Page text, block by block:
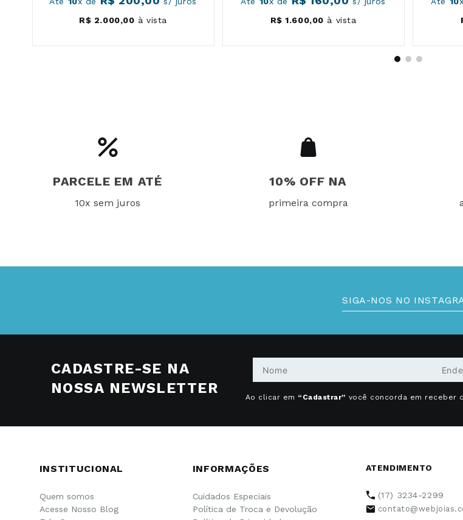
R$ 2.000,00 à vista
R$ 1.600,00 à vista
PARCELE EM ATÉ
10x sem juros
10% OFF NA
primeira compra
SIGA-NOS NO
CADASTRE-SE NA
NOSSA NEWSLETTER
Ao clicar em “Cadastrar” você concorda em receber
INSTITUCIONAL
Quem somos
Acesse Nosso Blog
INFORMAÇÕES
Cuidados Especiais
Política de Troca e Devolução
ATENDIMENTO
(17) 3234-2299